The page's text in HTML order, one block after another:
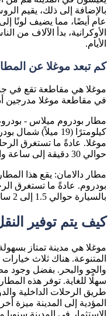
بالإضافة إلى ذلك، يقيم
عام أيضًا، مما يضيف لونًا
الأوكرانية، بدأ الآلاف من
الأيام.
كم تبعد موغلا عن
موغلا هي مقاطعة تقع في
في مقاطعة موغلا مدرجين
كيلومترًا (19
موغلا. عادةً ما تستغرق
حوالي 30 دقيقة إلى ساعة واحدة ، اعتمادًا على حركة المرور.
بودروم. عادةً ما تستغرق
بالسيارة حوالي 1.5 إلى 2 ساعة ، اعتمادًا على حركة المرور.
كيف يتم توفير
موغلا هي مدينة تمتاز
المتنوعة. هناك ثلاث
والجو والبحر. بفضل وجود
سهلًا للغاية. توفر هذه
طريق الرحلات الداخلية
المؤدية إلى المدينة ميزة
الاستثمار في المدينة